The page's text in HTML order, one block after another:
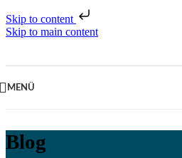
Skip to content
Skip to main content
MENÜ
Blog